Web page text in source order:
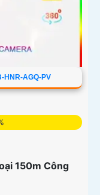
HNR-AGQ-PV
150m Công